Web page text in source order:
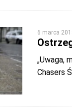
6 marca
„Uwaga,
Chasers